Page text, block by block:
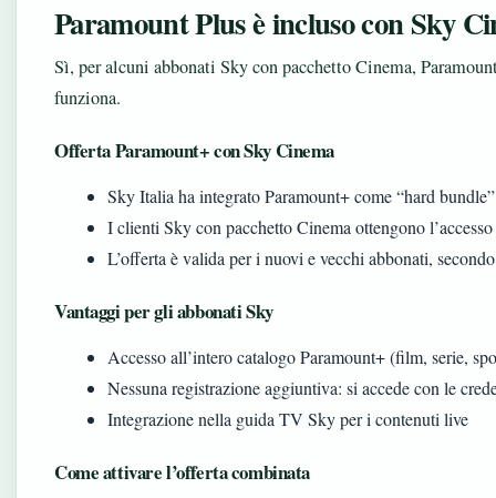
Paramount Plus è incluso con Sky
Sì, per alcuni abbonati Sky con pacchetto Cinema,
funziona.
Offerta Paramount+ con Sky Cinema
Sky Italia ha integrato Paramount+ come “hard
I clienti Sky con pacchetto Cinema ottengono
L’offerta è valida per i nuovi e vecchi abbonati,
Vantaggi per gli abbonati Sky
Accesso all’intero catalogo Paramount+ (film, serie,
Nessuna registrazione aggiuntiva: si accede con le
Integrazione nella guida TV Sky per i contenuti live
Come attivare l’offerta combinata